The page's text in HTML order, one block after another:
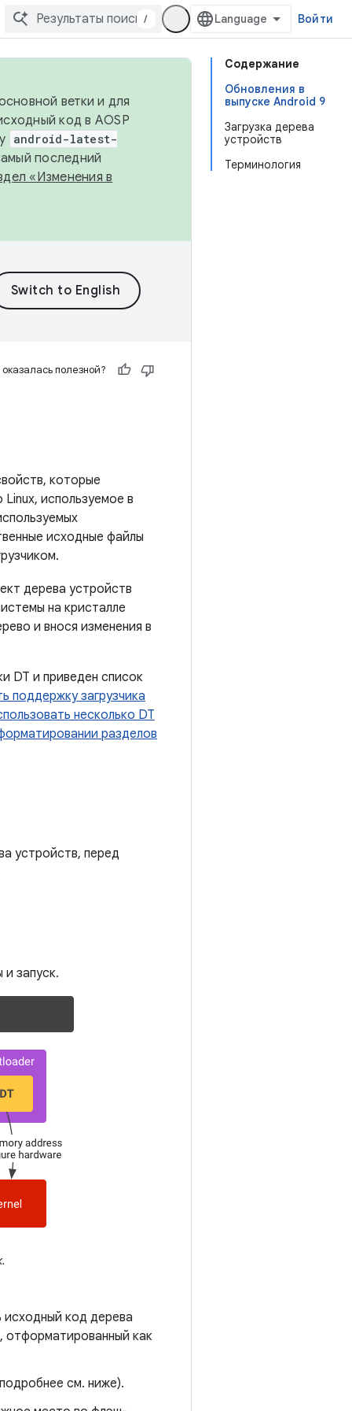
/ Войти
Содержание
Обновления в
выпуске Android 9
Загрузка дерева
устройств
Терминология
ветки и для
код в AOSP
android-latest-
последний
«Изменения в
полезной?
которые
используемое в
исходные файлы
дерева устройств
на кристалле
и внося изменения в
DT и приведен список
поддержку загрузчика
несколько DT
разделов
устройств, перед
и запуск.
исходный код дерева
отформатированный как
см. ниже).